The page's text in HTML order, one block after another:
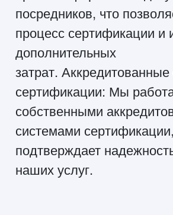
посредников, что
процесс сертификации и
дополнительных
затрат.
сертификации: Мы
собственными
системами
подтверждает
наших услуг.